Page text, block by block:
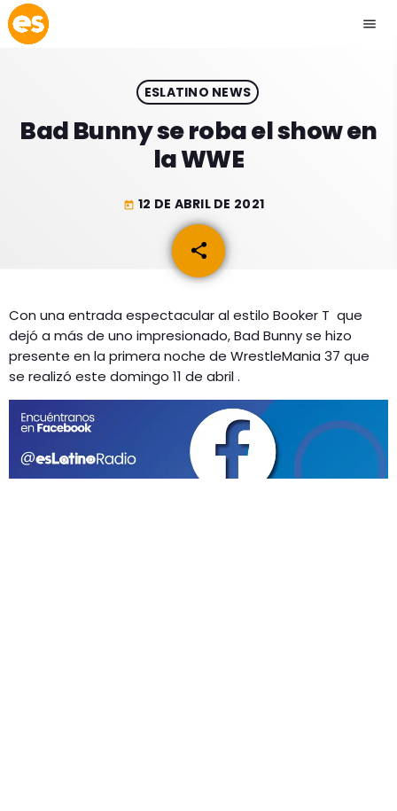
menu
play_arrow EMISIÓN LA PAZ
EMISIÓN COCHABAMBA
ACTUALIDAD
ESPECTÁCULOS
GEEKERS
MÚSICA
ENTRETENIMIENTO
LOS + TOP
PROGRAMACIÓN
INICIO
RADIO SPLENDID
CONTACTO
ESLATINO NEWS
Bad Bunny se roba el show en
la WWE
today 12 DE ABRIL DE 2021
share
email
Con una entrada espectacular al estilo Booker T que
dejó a más de uno impresionado, Bad Bunny se hizo
presente en la primera noche de WrestleMania 37 que
se realizó este domingo 11 de abril .